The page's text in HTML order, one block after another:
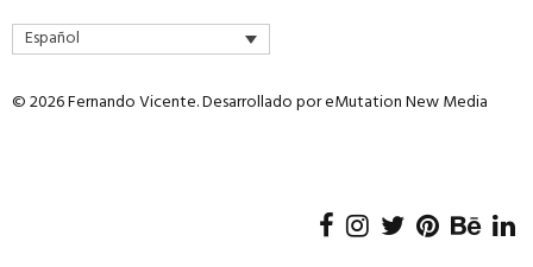
Español
© 2026 Fernando Vicente. Desarrollado poreMutation New Media